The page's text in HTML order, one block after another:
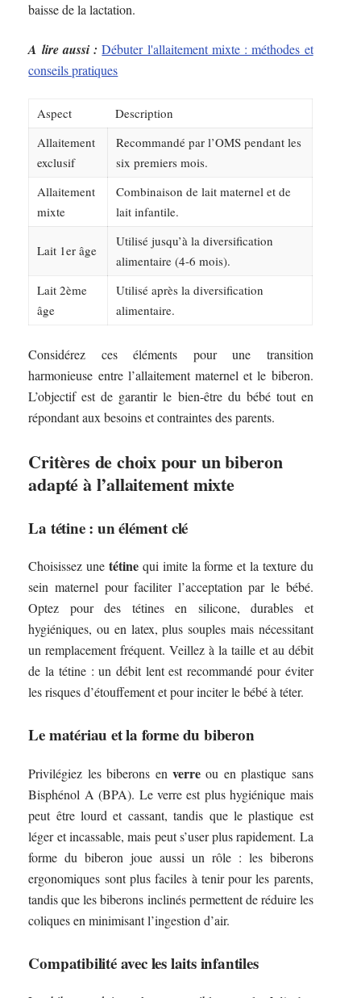
baisse de la lactation.
A lire aussi : Débuter l'allaitement mixte : méthodes et
conseils pratiques
Aspect
Description
Allaitement
exclusif
Recommandé par l’OMS pendant les
six premiers mois.
Allaitement
mixte
Combinaison de lait maternel et de
lait infantile.
Lait 1er âge
Utilisé jusqu’à la diversification
alimentaire (4-6 mois).
Lait 2ème
âge
Utilisé après la diversification
alimentaire.
Considérez ces éléments pour une transition
harmonieuse entre l’allaitement maternel et le biberon.
L’objectif est de garantir le bien-être du bébé tout en
répondant aux besoins et contraintes des parents.
Critères de choix pour un biberon
adapté à l’allaitement mixte
La tétine : un élément clé
Choisissez unetétine qui imite la forme et la texture du
sein maternel pour faciliter l’acceptation par le bébé.
Optez pour des tétines en silicone, durables et
hygiéniques, ou en latex, plus souples mais nécessitant
un remplacement fréquent. Veillez à la taille et au débit
de la tétine : un débit lent est recommandé pour éviter
les risques d’étouffement et pour inciter le bébé à téter.
Le matériau et la forme du biberon
Privilégiez les biberons en verre ou en plastique sans
Bisphénol A (BPA). Le verre est plus hygiénique mais
peut être lourd et cassant, tandis que le plastique est
léger et incassable, mais peut s’user plus rapidement. La
forme du biberon joue aussi un rôle : les biberons
ergonomiques sont plus faciles à tenir pour les parents,
tandis que les biberons inclinés permettent de réduire les
coliques en minimisant l’ingestion d’air.
Compatibilité avec les laits infantiles